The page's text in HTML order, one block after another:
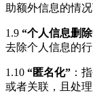
助额外信息的情
1.9 “个人信息删
去除个人信息的
1.10 “匿名化” ：
或者关联，且处